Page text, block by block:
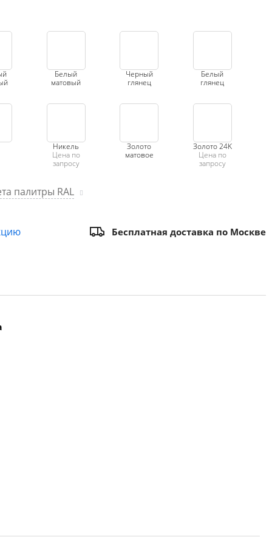
Белый
матовый
Черный
глянец
Белый
глянец
Никель
Цена по
запросу
Золото
матовое
Золото 24K
Цена по
запросу
палитры RAL
Бесплатная доставка по Москве